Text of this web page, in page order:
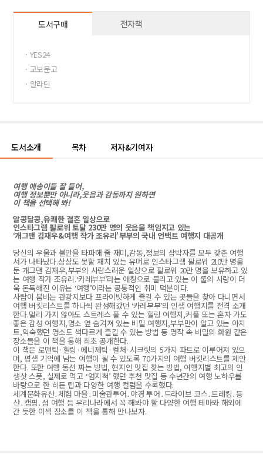
도서구매 전자책
· YES24
· 교보문고
· 알라딘
도서소개 목차 저자&기여자
여행 애송이들 잘 들어,
여행 정보뿐만 아니라,웃음과 감동까지 원하면
이 책을 선택해 봐!
알콩달콩,유쾌한 결혼 일상으로
인스타그램 팔로워 토탈230만 명의 웃음을 책임지고 있는
‘개그맨 김재우&여행 작가 조유리’부부의 국내 언택트 여행지 대공개
당신의 우울과 불안을 타파해 줄 재미,감동,정보의 삼박자를 모두 갖춘 여행
서가 나타났다.상상도 못할 재치 있는 유머로 인스타그램 팔로워 210만 명을
둔 개그맨 김재우,부부의 사랑스러운 일상으로 팔로워 20만 명을 보유하고 있
는 여행 작가 조유리. ‘카레부부’라는 애칭으로 불리고 있는 이 둘의 사랑이 더
욱 돈독해진 이유는 ‘여행’이라는 공통적인 취미 덕분이다.
사람이 붐비는 관광지보다 프라이빗하게 즐길 수 있는 곳들을 찾아 다니면서
여행 버킷리스트를 하나씩 완성해갔던 ‘카레부부’의 인생 여행지를 전격 소개
한다.멀리 가지 않아도 스트레스 풀 수 있는 힐링 여행지,커플 또는 혼자 가도
좋은 감성 여행지,명소 옆 숨겨져 있는 비밀 여행지,부부만이 알고 있는 아지
트,익숙했던 명소도 색다르게 즐길 수 있는 방법 등 명작 속 비밀의 화원 같은
장소들을 이 책을 통해 최초 공개한다.
이 책은 로맨틱 · 힐링 · 에너제틱 · 컬처· 시크릿의 5가지 파트로 이루어져 있으
며,평생 기억에 남는 여행이 될 수 있도록 70가지의 여행 버킷리스트를 제안
한다. 또한 여행 동선 짜는 방법,현지인 맛집 찾는 방법, 여행지별 최고의 인
생샷 스폿, 실제로 먹고 ‘엄지척’ 했던 추천 맛집 등 수년간의 여행 노하우를
바탕으로 한 히든 팁과 다양한 여행 컬럼을 수록했다.
세계문화유산․체험 마을․ 미술관투어․ 야경 투어․드라이브 코스․트레킹․등
산․ 캠핑․ 섬 여행 등 우리나라에서 꼭 해봐야 할 다양한 여행 테마와 해외에
간 듯한 이색 장소를 이 책을 통해 만나보자.